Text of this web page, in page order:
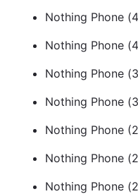
Nothing Phone
Nothing Phone
Nothing Phone
Nothing Phone
Nothing Phone
Nothing Phone
Nothing Phone